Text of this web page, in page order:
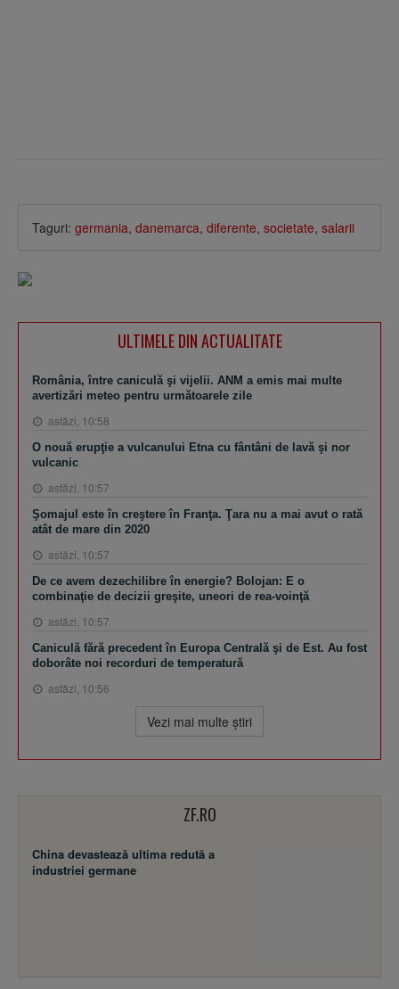
Taguri: germania, danemarca, diferente, societate, salarii
ULTIMELE DIN ACTUALITATE
România, între caniculă şi vijelii. ANM a emis mai multe
avertizări meteo pentru următoarele zile
astăzi, 10:58
O nouă erupţie a vulcanului Etna cu fântâni de lavă şi nor
vulcanic
astăzi, 10:57
Şomajul este în creştere în Franţa. Ţara nu a mai avut o rată
atât de mare din 2020
astăzi, 10:57
De ce avem dezechilibre în energie? Bolojan: E o
combinaţie de decizii greşite, uneori de rea-voinţă
astăzi, 10:57
Caniculă fără precedent în Europa Centrală şi de Est. Au fost
doborâte noi recorduri de temperatură
astăzi, 10:56
Vezi mai multe ştiri
ZF.RO
China devastează ultima redută a
industriei germane